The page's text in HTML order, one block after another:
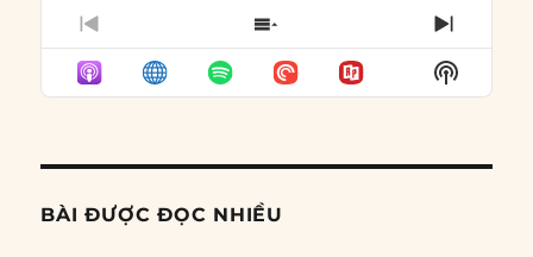
PREVIOUS
EPISODE
SHOW
EPISODES
LIST
NEXT
Show
Podcast
BÀI ĐƯỢC ĐỌC NHIỀU